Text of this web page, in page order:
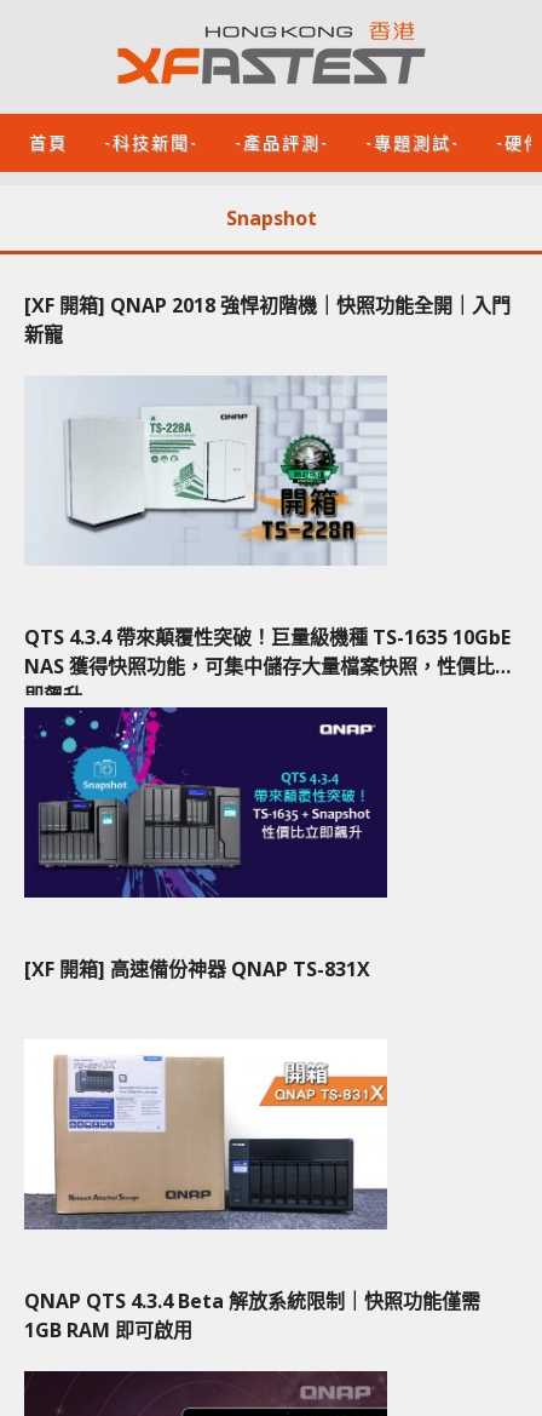
首頁 -科技新聞- -產品評測- -專題測試- -硬
Snapshot
[XF 開箱] QNAP 2018 強悍初階機｜快照功能全開｜入門
新寵
QTS 4.3.4 帶來顛覆性突破！巨量級機種 TS-1635 10GbE
NAS 獲得快照功能，可集中儲存大量檔案快照，性價比立
即飆升
[XF 開箱] 高速備份神器 QNAP TS-831X
QNAP QTS 4.3.4 Beta 解放系統限制｜快照功能僅需
1GB RAM 即可啟用